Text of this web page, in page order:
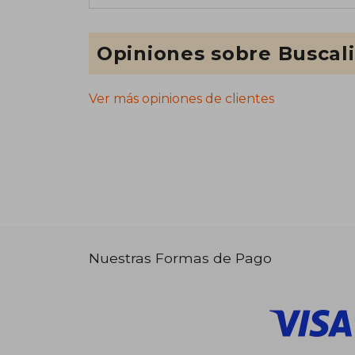
Opiniones sobre
Ver más opiniones de clientes
Nuestras Formas de Pago